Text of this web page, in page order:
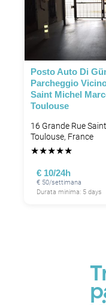
Posto Auto Di
Parcheggio
Saint Michel
Toulouse
16 Grande Rue
Toulouse, France
★★★★★
€ 10/24h
€ 50/settimana
Durata minima: 5 days